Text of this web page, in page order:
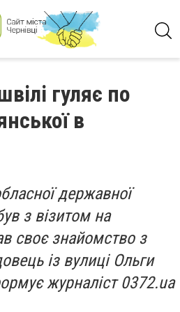
гуляє по
в
державної
з візитом на
своє знайомство з
із вулиці Ольги
журналіст 0372.ua